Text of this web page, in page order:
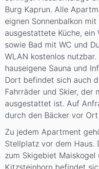
Burg Kaprun. Alle
eignen Sonnenbalkon
ausgestattete Küche, ein
sowie Bad mit WC und
WLAN kostenlos
hauseigene Sauna und
Dort befindet sich auch
Fahrräder und Skier, der
ausgestattet ist. Auf
durch den Bäcker vor
Zu jedem Apartment
Stellplatz vor dem Haus.
zum Skigebiet
Kitzsteinhorn befindet